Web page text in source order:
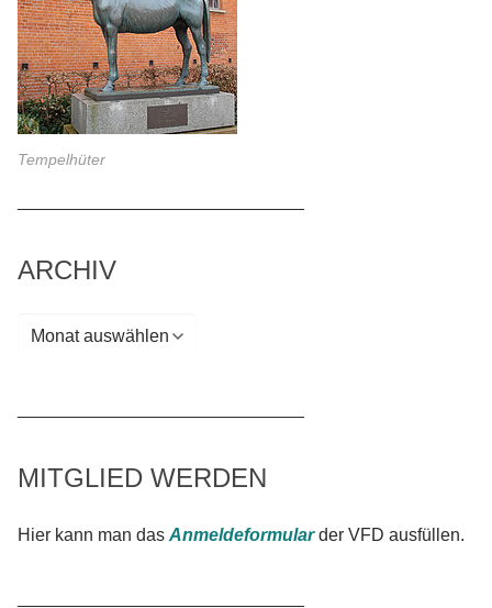
Tempelhüter
ARCHIV
Archiv
MITGLIED WERDEN
Hier kann man das Anmeldeformularder VFD ausfüllen.